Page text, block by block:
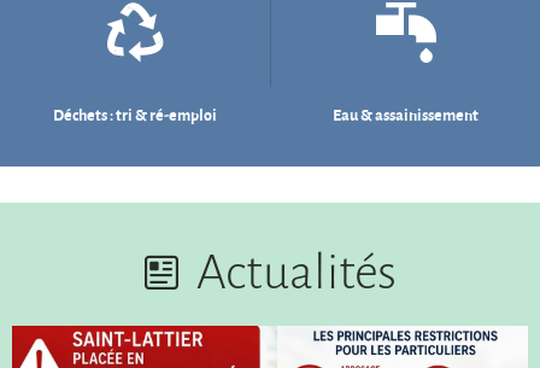
Déchets : tri & ré-emploi Eau & assainissement
Actualités